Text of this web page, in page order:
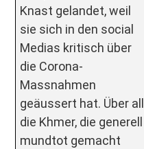
Knast gelandet, weil
sie sich in den social
Medias kritisch über
die Corona-
Massnahmen
geäussert hat. Über all
die Khmer, die generell
mundtot gemacht